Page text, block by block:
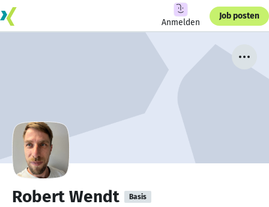
Anmelden
Job posten
Robert Wendt Basis